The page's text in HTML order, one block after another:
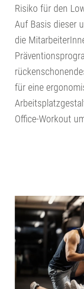
Risiko für den
Auf Basis dieser
die
für eine
Office-Workout